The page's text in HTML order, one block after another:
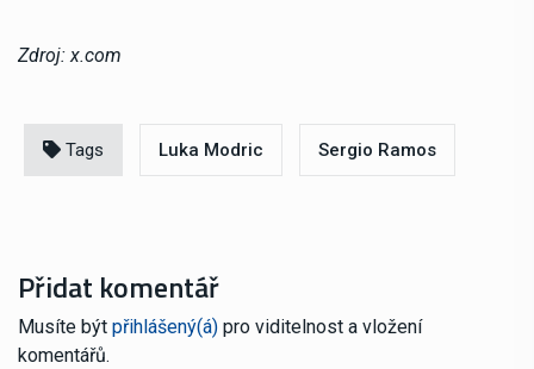
Zdroj: x.com
Tags Luka Modric Sergio Ramos
Přidat komentář
Musíte být přihlášený(á) pro viditelnost a vložení
komentářů.